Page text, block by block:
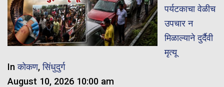
पर्यटकाचा वेळीच
उपचार न
मिळाल्याने दुर्दैवी
मृत्यू
Inकोकण,सिंधुदुर्ग
August 10, 2026 10:00 am